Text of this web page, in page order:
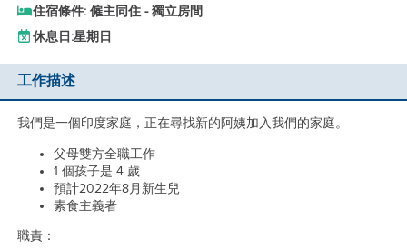
住宿條件: 僱主同住 - 獨立房間
休息日:星期日
工作描述
我們是一個印度家庭，正在尋找新的阿姨加入我們的家庭。
父母雙方全職工作
1 個孩子是 4 歲
預計2022年8月新生兒
素食主義者
職責：